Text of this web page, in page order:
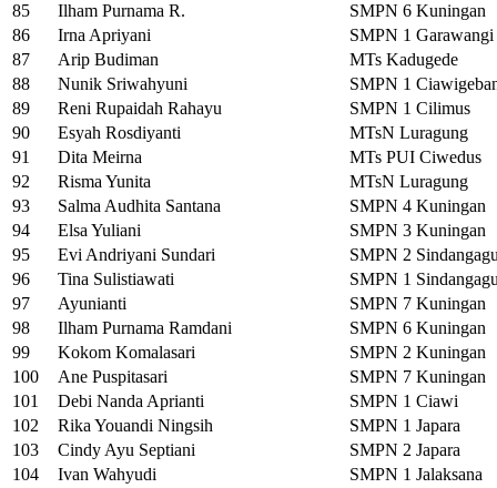
85 Ilham Purnama R.
SMPN 6 Kuningan
86
Irna Apriyani
SMPN 1 Garawangi
87
Arip Budiman
MTs Kadugede
88
Nunik Sriwahyuni
SMPN 1
89
Reni Rupaidah Rahayu
SMPN 1 Cilimus
90
Esyah Rosdiyanti
MTsN Luragung
91
Dita Meirna
MTs PUI Ciwedus
92
Risma Yunita
MTsN Luragung
93
Salma Audhita Santana
SMPN 4 Kuningan
94
Elsa Yuliani
SMPN 3 Kuningan
95
Evi Andriyani Sundari
SMPN 2
96
Tina Sulistiawati
SMPN 1
97
Ayunianti
SMPN 7 Kuningan
98
Ilham Purnama Ramdani
SMPN 6 Kuningan
99
Kokom Komalasari
SMPN 2 Kuningan
100
Ane Puspitasari
SMPN 7 Kuningan
101
Debi Nanda Aprianti
SMPN 1 Ciawi
102
Rika Youandi Ningsih
SMPN 1 Japara
103
Cindy Ayu Septiani
SMPN 2 Japara
104
Ivan Wahyudi
SMPN 1 Jalaksana